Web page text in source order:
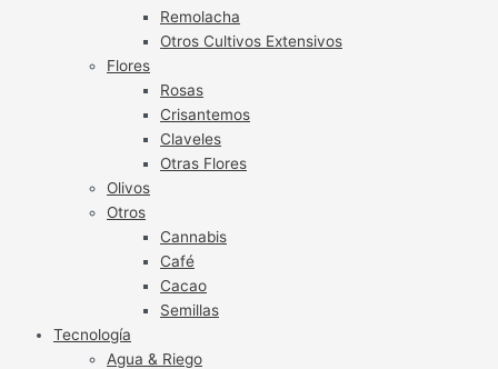
Remolacha
Otros Cultivos Extensivos
Flores
Rosas
Crisantemos
Claveles
Otras Flores
Olivos
Otros
Cannabis
Café
Cacao
Semillas
Tecnología
Agua & Riego